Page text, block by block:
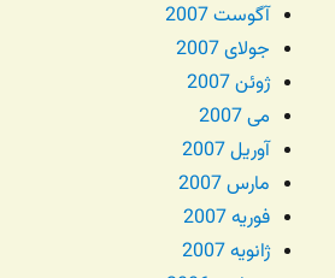
آگوست 2007
جولای 2007
ژوئن 2007
می 2007
آوریل 2007
مارس 2007
فوریه 2007
ژانویه 2007